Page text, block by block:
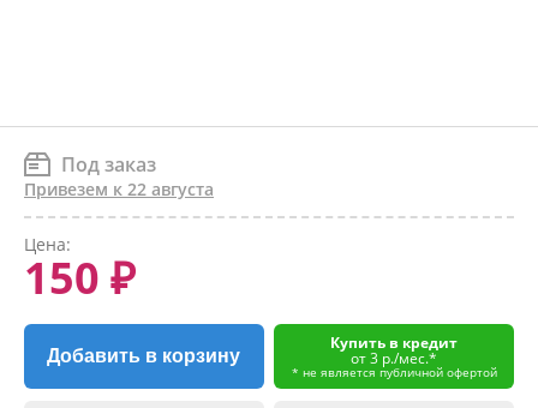
Под заказ
Привезем к 22 августа
Цена:
150 ₽
Добавить в корзину
Купить в кредит
от 3 р./мес.*
* не является публичной офертой